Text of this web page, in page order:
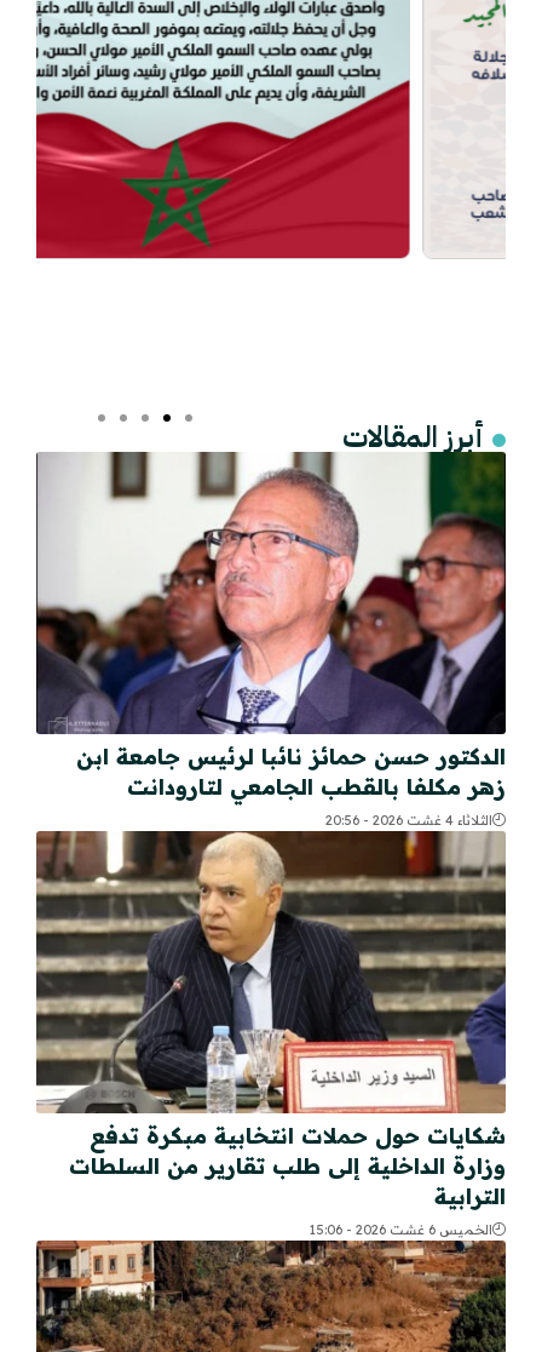
أبرز المقالات
الدكتور حسن حمائز نائبا لرئيس جامعة ابن
زهر مكلفا بالقطب الجامعي لتارودانت
الثلاثاء 4 غشت 2026 - 20:56
شكايات حول حملات انتخابية مبكرة تدفع
وزارة الداخلية إلى طلب تقارير من السلطات
الترابية
الخميس 6 غشت 2026 - 15:06